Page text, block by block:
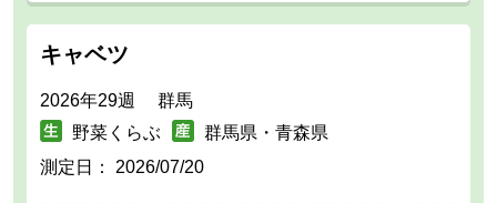
キャベツ
2026年29週 群馬
野菜くらぶ
群馬県・青森県
測定日： 2026/07/20